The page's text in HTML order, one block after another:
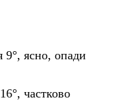
9°, ясно, опади
частково